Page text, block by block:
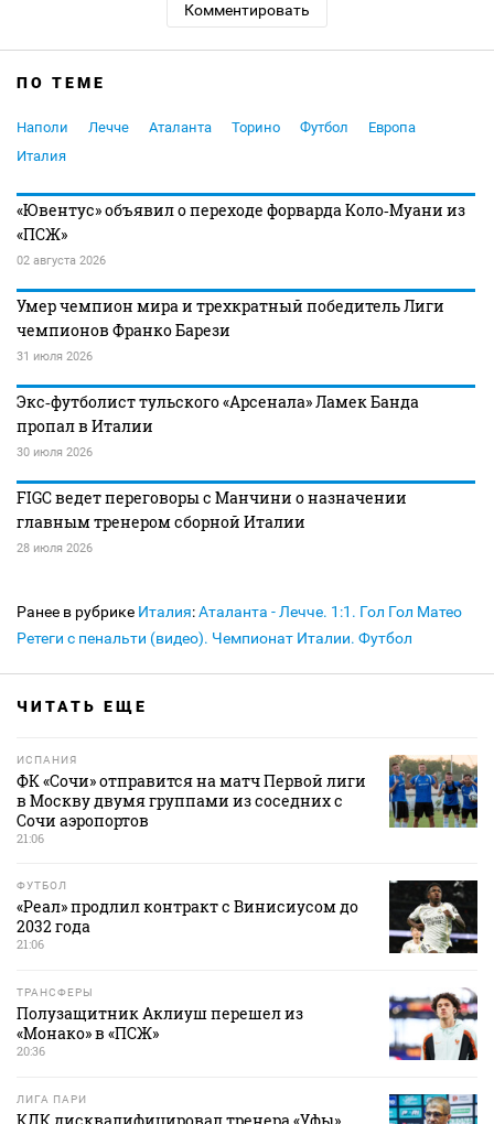
Комментировать
ПО ТЕМЕ
Наполи Лечче Аталанта Торино Футбол
Европа
Италия
«Ювентус» объявил о переходе форварда Коло‑Муани из
«ПСЖ»
02 августа 2026
Умер чемпион мира и трехкратный победитель Лиги
чемпионов Франко Барези
31 июля 2026
Экс‑футболист тульского «Арсенала» Ламек Банда
пропал в Италии
30 июля 2026
FIGC ведет переговоры с Манчини о назначении
главным тренером сборной Италии
28 июля 2026
Ранее в рубрике Италия:Аталанта - Лечче. 1:1. Гол Гол Матео
Ретеги с пенальти (видео). Чемпионат Италии. Футбол
ЧИТАТЬ ЕЩЕ
ИСПАНИЯ
ФК «Сочи» отправится на матч Первой лиги
в Москву двумя группами из соседних с
Сочи аэропортов
21:06
ФУТБОЛ
«Реал» продлил контракт с Винисиусом до
2032 года
21:06
ТРАНСФЕРЫ
Полузащитник Аклиуш перешел из
«Монако» в «ПСЖ»
20:36
ЛИГА ПАРИ